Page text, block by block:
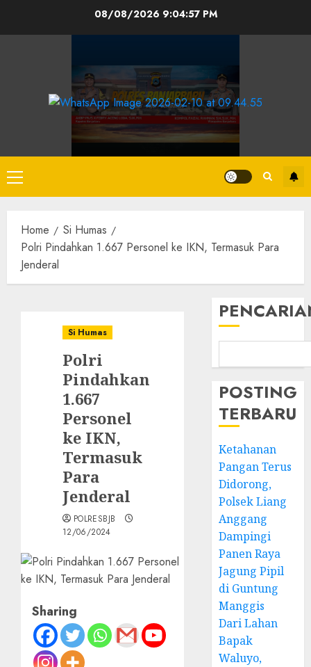
08/08/2026 9:04:58 PM
Home
Si Humas
Polri Pindahkan 1.667 Personel ke IKN, Termasuk Para
Jenderal
Si Humas
Polri
Pindahkan
1.667
Personel
ke IKN,
Termasuk
Para
Jenderal
POLRESBJB
12/06/2024
Sharing
POSTING
TERBARU
Ketahanan
Pangan Terus
Didorong,
Polsek Liang
Anggang
Dampingi
Panen Raya
Jagung Pipil
di Guntung
Manggis
Dari Lahan
Bapak
Waluyo,